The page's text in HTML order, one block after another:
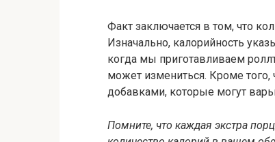
Факт заключается в том, что
Изначально, калорийность
когда мы приготавливаем
может измениться. Кроме
добавками, которые могут
Помните, что каждая экстра